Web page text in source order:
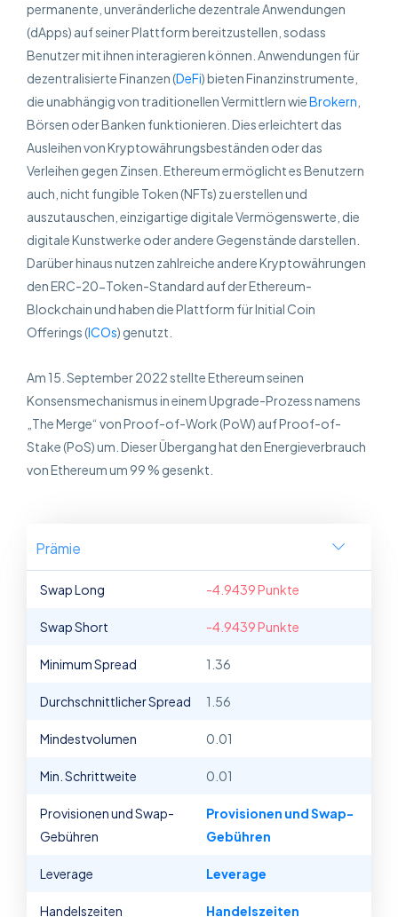
permanente, unveränderliche dezentrale Anwendungen
(dApps) auf seiner Plattform bereitzustellen, sodass
Benutzer mit ihnen interagieren können. Anwendungen für
dezentralisierte Finanzen (DeFi) bieten Finanzinstrumente,
die unabhängig von traditionellen Vermittlern wieBrokern
Börsen oder Banken funktionieren. Dies erleichtert das
Ausleihen von Kryptowährungsbeständen oder das
Verleihen gegen Zinsen. Ethereum ermöglicht es Benutzern
auch, nicht fungible Token (NFTs) zu erstellen und
auszutauschen, einzigartige digitale Vermögenswerte, die
digitale Kunstwerke oder andere Gegenstände darstellen.
Darüber hinaus nutzen zahlreiche andere Kryptowährungen
den ERC-20-Token-Standard auf der Ethereum-
Blockchain und haben die Plattform für Initial Coin
Offerings (ICOs) genutzt.
Am 15. September 2022 stellte Ethereum seinen
Konsensmechanismus in einem Upgrade-Prozess namens
„The Merge“ von Proof-of-Work (PoW) auf Proof-of-
Stake (PoS) um. Dieser Übergang hat den Energieverbrauch
von Ethereum um 99 % gesenkt.
Prämie
Swap Long -4.9439 Punkte
Swap Short -4.9439 Punkte
Minimum Spread 1.36
Durchschnittlicher Spread 1.56
Mindestvolumen 0.01
Min. Schrittweite 0.01
Provisionen und Swap-
Gebühren
Provisionen und Swap-
Gebühren
Leverage Leverage
Handelszeiten Handelszeiten